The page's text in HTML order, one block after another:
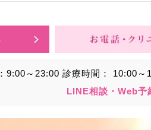
9:00～23:00 診療時間： 10:00～
LINE相談・Web予